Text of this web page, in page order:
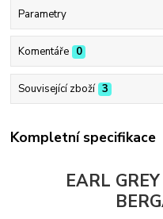
Parametry
Komentáře 0
Související zboží 3
Kompletní specifikace
EARL